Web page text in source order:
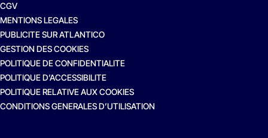
CGV
MENTIONS LEGALES
PUBLICITE SUR ATLANTICO
GESTION DES COOKIES
POLITIQUE DE CONFIDENTIALITE
POLITIQUE D’ACCESSIBILITE
POLITIQUE RELATIVE AUX COOKIES
CONDITIONS GENERALES D’UTILISATION